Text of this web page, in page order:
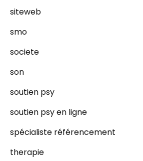
siteweb
smo
societe
son
soutien psy
soutien psy en ligne
spécialiste référencement
therapie